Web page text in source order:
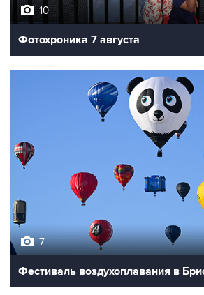
Фотохроника 7 августа
Фестиваль воздухоплавания в